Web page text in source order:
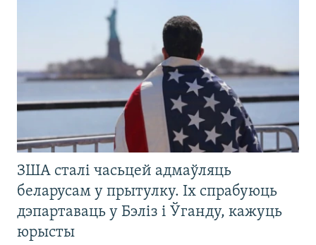
ЗША сталі часьцей адмаўляць
беларусам у прытулку. Іх спрабуюць
дэпартаваць у Бэліз і Ўганду, кажуць
юрысты